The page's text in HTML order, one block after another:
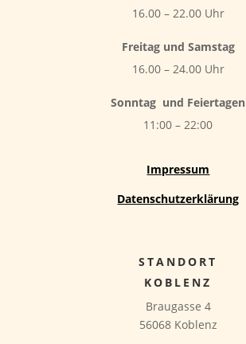
16.00 – 22.00 Uhr
Freitag und Samstag
16.00 – 24.00 Uhr
Sonntag und Feiertagen
11:00 – 22:00
Impressum
Datenschutzerklärung
STANDORT
KOBLENZ
Braugasse 4
56068 Koblenz